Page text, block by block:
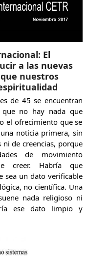
El
a las nuevas
nuestros
de 45 se encuentran
no hay nada que
el ofrecimiento que se
noticia primera, sin
de creencias, porque
de movimiento
creer. Habría que
sea un dato verificable
no científica. Una
nada religioso ni
ese dato limpio y